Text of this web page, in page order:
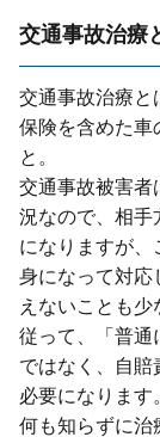
交通事故治療
交通事故治療と
保険を含めた⾞
と。
交通事故被害者
況なので、相⼿
になりますが、
⾝になって対応
えないことも少
従って、「普通
ではなく、⾃賠
必要になります
何も知らずに治